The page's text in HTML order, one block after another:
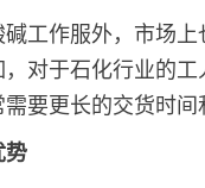
工作服外，市场
对于石化行业的
要更长的交货时
势